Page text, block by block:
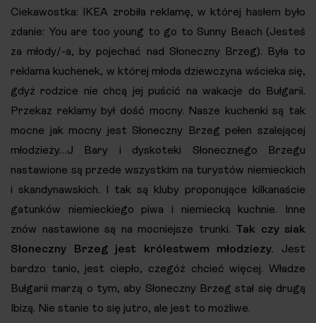
Ciekawostka: IKEA zrobiła reklamę, w której hasłem było
zdanie: You are too young to go to Sunny Beach (Jesteś
za młody/-a, by pojechać nad Słoneczny Brzeg). Była to
reklama kuchenek, w której młoda dziewczyna wścieka się,
gdyż rodzice nie chcą jej puścić na wakacje do Bułgarii.
Przekaz reklamy był dość mocny. Nasze kuchenki są tak
mocne jak mocny jest Słoneczny Brzeg pełen szalejącej
młodzieży…J Bary i dyskoteki Słonecznego Brzegu
nastawione są przede wszystkim na turystów niemieckich
i skandynawskich. I tak są kluby proponujące kilkanaście
gatunków niemieckiego piwa i niemiecką kuchnie. Inne
znów nastawione są na mocniejsze trunki. Tak czy siak
Słoneczny Brzeg jest królestwem młodzieży. Jest
bardzo tanio, jest ciepło, czegóż chcieć więcej. Władze
Bułgarii marzą o tym, aby Słoneczny Brzeg stał się drugą
Ibizą. Nie stanie to się jutro, ale jest to możliwe.